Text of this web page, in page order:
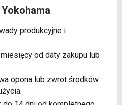
produkcyjne i
od daty zakupu lub
opona lub zwrot środków